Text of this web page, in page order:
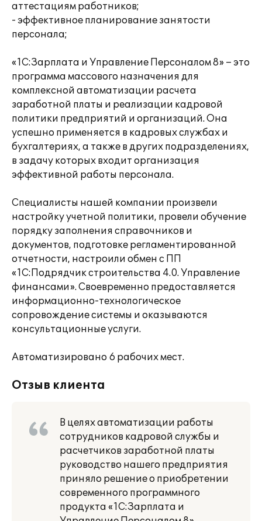
аттестациям работников;
- эффективное планирование занятости
персонала;
«1С:Зарплата и Управление Персоналом 8» – это
программа массового назначения для
комплексной автоматизации расчета
заработной платы и реализации кадровой
политики предприятий и организаций. Она
успешно применяется в кадровых службах и
бухгалтериях, а также в других подразделениях,
в задачу которых входит организация
эффективной работы персонала.
Специалисты нашей компании произвели
настройку учетной политики, провели обучение
порядку заполнения справочников и
документов, подготовке регламентированной
отчетности, настроили обмен с ПП
«1С:Подрядчик строительства 4.0. Управление
финансами». Своевременно предоставляется
информационно-технологическое
сопровождение системы и оказываются
консультационные услуги.
Автоматизировано 6 рабочих мест.
Отзыв клиента
В целях автоматизации работы
сотрудников кадровой службы и
расчетчиков заработной платы
руководство нашего предприятия
приняло решение о приобретении
современного программного
продукта «1С:Зарплата и